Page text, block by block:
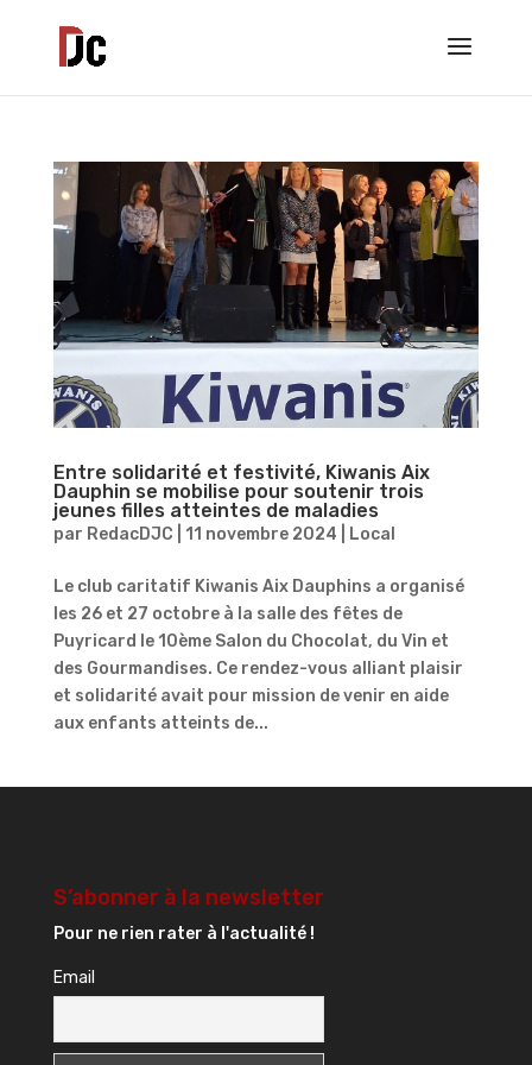
Entre solidarité et festivité, Kiwanis Aix
Dauphin se mobilise pour soutenir trois
jeunes filles atteintes de maladies
par RedacDJC 11 novembre 2024 Local
Le club caritatif Kiwanis Aix Dauphins a organisé
les 26 et 27 octobre à la salle des fêtes de
Puyricard le 10ème Salon du Chocolat, du Vin et
des Gourmandises. Ce rendez-vous alliant plaisir
et solidarité avait pour mission de venir en aide
aux enfants atteints de...
S’abonner à la newsletter
Pour ne rien rater à l'actualité !
Email